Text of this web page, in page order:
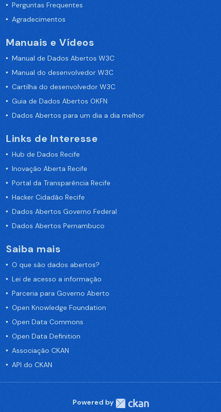
Perguntas Frequentes
Agradecimentos
Manuais e Vídeos
Manual de Dados Abertos W3C
Manual do desenvolvedor W3C
Cartilha do desenvolvedor W3C
Guia de Dados Abertos OKFN
Dados Abertos para um dia a dia melhor
Links de Interesse
Hub de Dados Recife
Inovação Aberta Recife
Portal da Transparência Recife
Hacker Cidadão Recife
Dados Abertos Governo Federal
Dados Abertos Pernambuco
Saiba mais
O que são dados abertos?
Lei de acesso a informação
Parceria para Governo Aberto
Open Knowledge Foundation
Open Data Commons
Open Data Definition
Associação CKAN
API do CKAN
Powered by